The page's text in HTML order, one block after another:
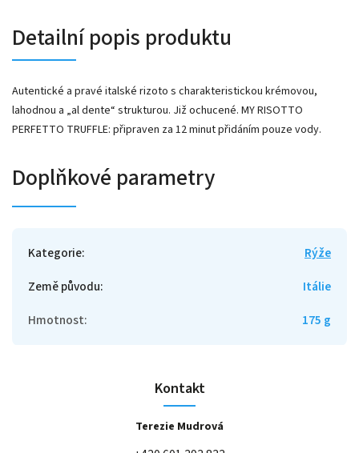
Detailní popis produktu
Autentické a pravé italské rizoto s charakteristickou krémovou,
lahodnou a „al dente“ strukturou. Již ochucené. MY RISOTTO
PERFETTO TRUFFLE: připraven za 12 minut přidáním pouze vody.
Doplňkové parametry
Kategorie:
Rýže
Země původu:
Itálie
Hmotnost: 175 g
Kontakt
Terezie Mudrová